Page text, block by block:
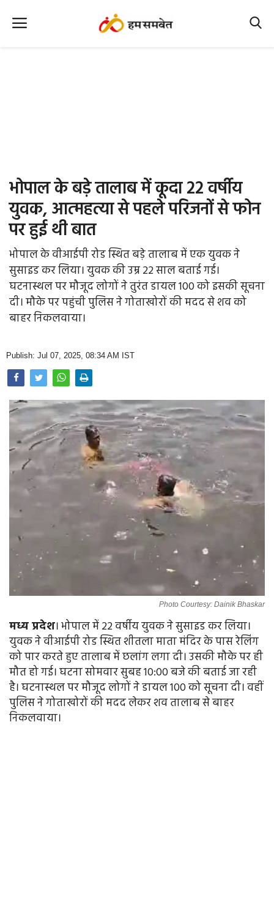
Office Office
Political Gossips
Farm & Food
Opinion
Health & Lifestyle
Home
भोपाल के बड़े तालाब में कूदा 22 वर्षीय
युवक, आत्महत्या से पहले परिजनों से फोन
पर हुई थी बात
भोपाल के वीआईपी रोड स्थित बड़े तालाब में एक युवक ने
सुसाइड कर लिया। युवक की उम्र 22 साल बताई गई।
घटनास्थल पर मौजूद लोगों ने तुरंत डायल 100 को इसकी सूचना
दी। मौके पर पहुंची पुलिस ने गोताखोरों की मदद से शव को
बाहर निकलवाया।
Publish: Jul 07, 2025, 08:34 AM IST
Photo Courtesy: Dainik Bhaskar
मध्य प्रदेश। भोपाल में 22 वर्षीय युवक ने सुसाइड कर लिया।
युवक ने वीआईपी रोड स्थित शीतला माता मंदिर के पास रेलिंग
को पार करते हुए तालाब में छलांग लगा दी। उसकी मौके पर ही
मौत हो गई। घटना सोमवार सुबह 10:00 बजे की बताई जा रही
है। घटनास्थल पर मौजूद लोगों ने डायल 100 को सूचना दी। वहीं
पुलिस ने गोताखोरों की मदद लेकर शव तालाब से बाहर
निकलवाया।